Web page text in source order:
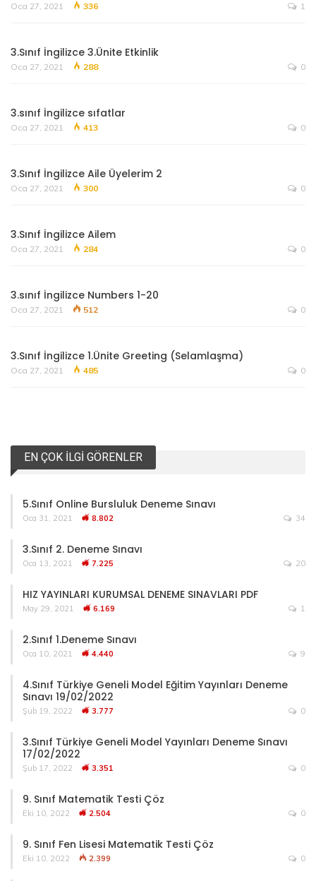
Oca 27, 2021 336 1
3.Sınıf İngilizce 3.Ünite Etkinlik
Oca 27, 2021 288 0
3.sınıf İngilizce sıfatlar
Oca 27, 2021 413 0
3.Sınıf İngilizce Aile Üyelerim 2
Oca 27, 2021 300 0
3.Sınıf İngilizce Ailem
Oca 27, 2021 284 0
3.sınıf İngilizce Numbers 1-20
Oca 27, 2021 512 0
3.Sınıf İngilizce 1.Ünite Greeting (Selamlaşma)
Oca 27, 2021 485 0
EN ÇOK İLGI GÖRENLER
5.Sınıf Online Bursluluk Deneme Sınavı
Oca 31, 2021 8.802 34
3.Sınıf 2. Deneme Sınavı
Oca 13, 2021 7.225 20
HIZ YAYINLARI KURUMSAL DENEME SINAVLARI PDF
May 29, 2021 6.169 1
2.Sınıf 1.Deneme Sınavı
Oca 10, 2021 4.440 9
4.Sınıf Türkiye Geneli Model Eğitim Yayınları Deneme
Sınavı 19/02/2022
Şub 19, 2022 3.777 0
3.Sınıf Türkiye Geneli Model Yayınları Deneme Sınavı
17/02/2022
Şub 17, 2022 3.351 0
9. Sınıf Matematik Testi Çöz
Eki 10, 2022 2.504 0
9. Sınıf Fen Lisesi Matematik Testi Çöz
Eki 10, 2022 2.399 0